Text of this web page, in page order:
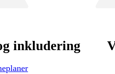
inkludering